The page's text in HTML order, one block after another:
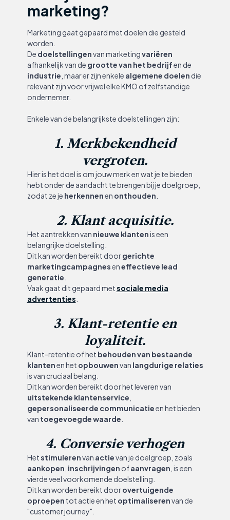
marketing?
Marketing gaat gepaard met doelen die gesteld
worden.
De doelstellingenvan marketingvariëren
afhankelijk van de grootte van het bedrijfen de
industrie , maar er zijn enkele algemene doelen die
relevant zijn voor vrijwel elke KMO of zelfstandige
ondernemer.
Enkele van de belangrijkste doelstellingen zijn:
1. Merkbekendheid
vergroten.
Hier is het doel is om jouw merk en wat je te bieden
hebt onder de aandacht te brengen bij je doelgroep,
zodat ze je herkennenen onthouden
2. Klant acquisitie.
Het aantrekken van nieuwe klantenis een
belangrijke doelstelling.
Dit kan worden bereikt doorgerichte
marketingcampagneseneffectieve lead
generatie
Vaak gaat dit gepaard metsociale media
advertenties
3. Klant-retentie en
loyaliteit.
Klant-retentie of het behouden van bestaande
klantenen het opbouwenvan langdurige relaties
is van cruciaal belang.
Dit kan worden bereikt door het leveren van
uitstekende klantenservice
gepersonaliseerde communicatieen het bieden
van toegevoegde waarde
4. Conversie verhogen
Hetstimulerenvan actievan je doelgroep, zoals
aankopen inschrijvingen ofaanvragen , is een
vierde veel voorkomende doelstelling.
Dit kan worden bereikt doorovertuigende
oproepen tot actie en het optimaliserenvan de
"customer journey".